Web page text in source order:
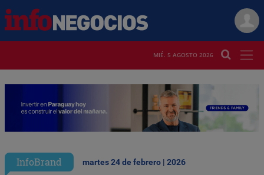
MIÉ. 5 AGOSTO 2026
InfoBrand martes 24 de febrero | 2026